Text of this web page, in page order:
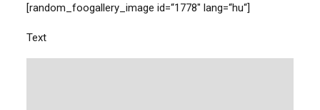
[random_foogallery_image id=“1778″ lang=“hu“]
Text